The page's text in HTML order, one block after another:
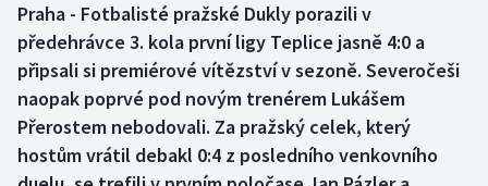
Boby a skeleton
Box
Curling
Dostihy
AZ kvíz
Praha - Fotbalisté pražské Dukly porazili v
předehrávce 3. kola první ligy Teplice jasně 4:0 a
připsali si premiérové vítězství v sezoně. Severočeši
naopak poprvé pod novým trenérem Lukášem
Přerostem nebodovali. Za pražský celek, který
hostům vrátil debakl 0:4 z posledního venkovního